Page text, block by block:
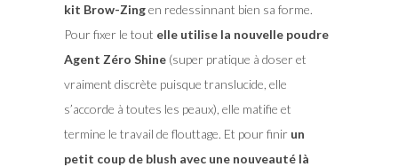
kit Brow-Zingen redessinnant bien sa forme.
Pour fixer le tout elle utilise la nouvelle poudre
Agent Zéro Shine(super pratique à doser et
vraiment discrète puisque translucide, elle
s’accorde à toutes les peaux), elle matifie et
termine le travail de flouttage. Et pour finirun
petit coup de blush avec une nouveauté là